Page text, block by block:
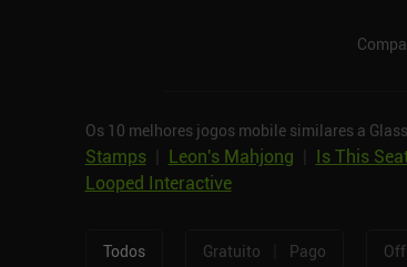
Os 10 melhores jogos mobile similares a
Stamps| Leon's Mahjong Is This
Looped Interactive
Todos Gratuito Pago